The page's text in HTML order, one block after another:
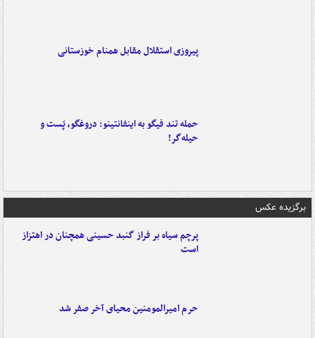
پیروزی استقلال مقابل همنام خوزستانی
حمله تند فیگو به اینفانتینو: دروغگو، پَست‌ و
حیله‌گر!
برگزیده عکس
پرچم سیاه بر فراز گنبد حسینی همچنان در اهتزاز
است
حرم امیرالمومنین محیای آخر صفر شد